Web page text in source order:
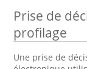
Prise de
profilage
Une prise de